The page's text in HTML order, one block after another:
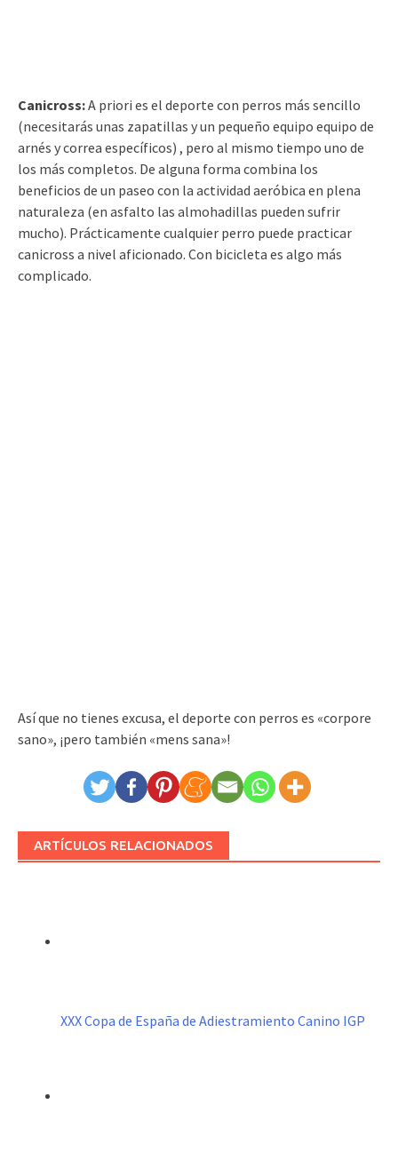
Canicross:A priori es el deporte con perros más sencillo
(necesitarás unas zapatillas y un pequeño equipo equipo de
arnés y correa específicos) , pero al mismo tiempo uno de
los más completos. De alguna forma combina los
beneficios de un paseo con la actividad aeróbica en plena
naturaleza (en asfalto las almohadillas pueden sufrir
mucho). Prácticamente cualquier perro puede practicar
canicross a nivel aficionado. Con bicicleta es algo más
complicado.
Así que no tienes excusa, el deporte con perros es «corpore
sano», ¡pero también «mens sana»!
ARTÍCULOS RELACIONADOS
XXX Copa de España de Adiestramiento Canino IGP